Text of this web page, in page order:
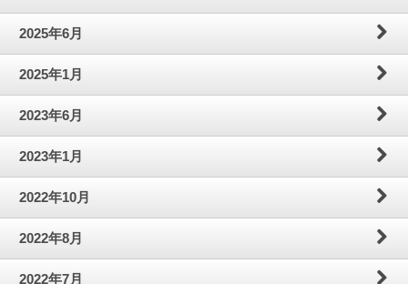
2025年6月
2025年1月
2023年6月
2023年1月
2022年10月
2022年8月
2022年7月